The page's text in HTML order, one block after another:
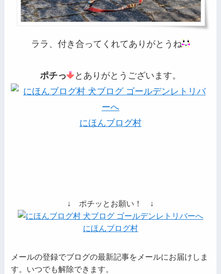
ララ、付き合ってくれてありがとうね
ポチっ とありがとうございます。
にほんブログ村
↓ ポチッとお願い！ ↓
にほんブログ村
メールの登録でブログの最新記事をメールにお届けしま
す。いつでも解除できます。